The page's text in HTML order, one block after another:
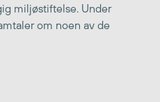
miljøstiftelse. Under
om noen av de